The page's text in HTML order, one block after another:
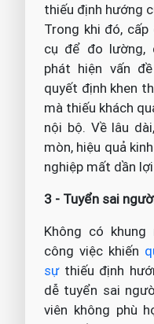
thiếu định hướng
Trong khi đó,
cụ để đo lường,
phát hiện vấn
quyết định khen
mà thiếu khách
nội bộ. Về lâu
mòn, hiệu quả
nghiệp mất dần
3 - Tuyển sai
Không có
công việc khiến
sựthiếu định
dễ tuyển sai
viên không phù